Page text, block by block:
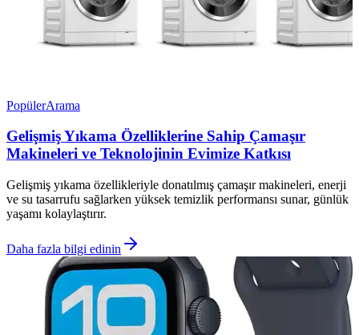
PopülerArama
Gelişmiş Yıkama Özelliklerine Sahip Çamaşır
Makineleri ve Teknolojinin Evimize Katkısı
Gelişmiş yıkama özellikleriyle donatılmış çamaşır makineleri, enerji
ve su tasarrufu sağlarken yüksek temizlik performansı sunar, günlük
yaşamı kolaylaştırır.
Daha fazla bilgi edinin